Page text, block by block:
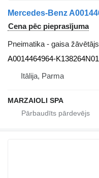
Cena pēc pieprasījuma
Pneimatika - gaisa žāvētājs
A0014464964-K138264N01
Itālija, Parma
MARZAIOLI SPA